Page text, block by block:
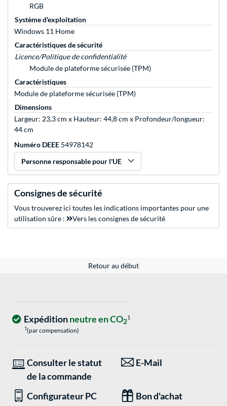
RGB
Système d'exploitation
Windows 11 Home
Caractéristiques de sécurité
Licence/Politique de confidentialité
Module de plateforme sécurisée (TPM)
Caractéristiques
Module de plateforme sécurisée (TPM)
Dimensions
Largeur: 23,3 cm x Hauteur: 44,8 cm x Profondeur/longueur:
44 cm
Numéro DEEE 54978142
Personne responsable pour l'UE
Consignes de sécurité
Vous trouverez ici toutes les indications importantes pour une
utilisation sûre :
Vers les consignes de sécurité
Retour au début
Expéditionneutre en CO21
1(par compensation)
Consulter le statut
de la commande
E-Mail
Configurateur PC Bon d'achat